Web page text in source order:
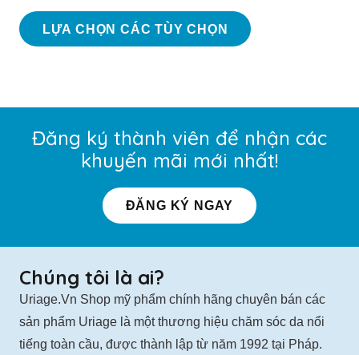
LỰA CHỌN CÁC TÙY CHỌN
thể.
Các
chọn
trên
trang
Đăng ký thành viên để nhận các
khuyến mãi mới nhất!
ĐĂNG KÝ NGAY
Chúng tôi là ai?
Uriage.Vn Shop mỹ phẩm chính hãng chuyên bán các
sản phẩm Uriage là một thương hiệu chăm sóc da nổi
tiếng toàn cầu, được thành lập từ năm 1992 tại Pháp.